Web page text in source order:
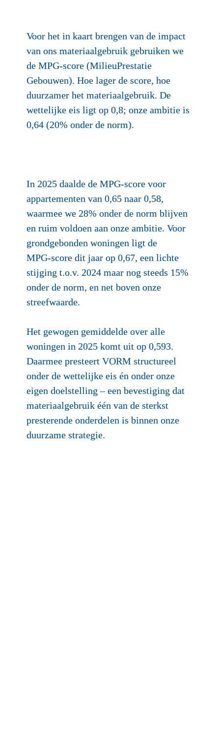
Voor het in kaart brengen van de impact
van ons materiaalgebruik gebruiken we
de MPG‑score (MilieuPrestatie
Gebouwen). Hoe lager de score, hoe
duurzamer het materiaalgebruik. De
wettelijke eis ligt op 0,8; onze ambitie is
0,64 (20% onder de norm).
In 2025 daalde de MPG‑score voor
appartementen van 0,65 naar 0,58,
waarmee we 28% onder de norm blijven
en ruim voldoen aan onze ambitie. Voor
grondgebonden woningen ligt de
MPG‑score dit jaar op 0,67, een lichte
stijging t.o.v. 2024 maar nog steeds 15%
onder de norm, en net boven onze
streefwaarde.
Het gewogen gemiddelde over alle
woningen in 2025 komt uit op 0,593.
Daarmee presteert VORM structureel
onder de wettelijke eis én onder onze
eigen doelstelling – een bevestiging dat
materiaalgebruik één van de sterkst
presterende onderdelen is binnen onze
duurzame strategie.